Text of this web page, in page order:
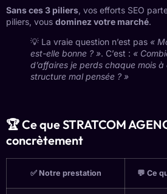
Sans ces 3 piliers, vos efforts SEO
piliers, vous dominez votre marché.
💡 La vraie question n’est pas «
est-elle bonne ? ». C’est : «
d’affaires je perds chaque mois à
structure mal pensée ? »
🏆 Ce que STRATCOM
concrètement
✅ Notre prestation 💬 Ce